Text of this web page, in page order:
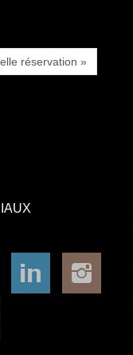
réservation »